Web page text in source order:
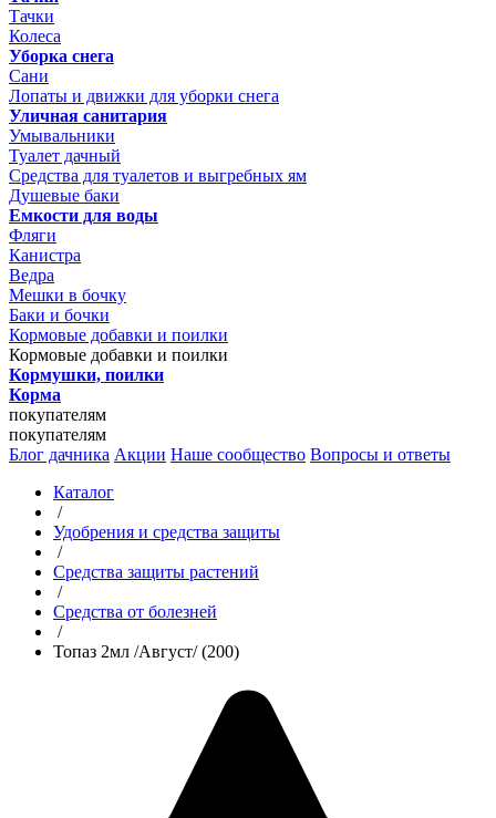
Тачки
Колеса
Уборка снега
Сани
Лопаты и движки для уборки снега
Уличная санитария
Умывальники
Туалет дачный
Средства для туалетов и выгребных ям
Душевые баки
Емкости для воды
Фляги
Канистра
Ведра
Мешки в бочку
Баки и бочки
Кормовые добавки и поилки
Кормовые добавки и поилки
Кормушки, поилки
Корма
покупателям
покупателям
Блог дачника Акции Наше сообщество Вопросы и ответы
Каталог
/
Удобрения и средства защиты
/
Средства защиты растений
/
Средства от болезней
/
Топаз 2мл /Август/ (200)